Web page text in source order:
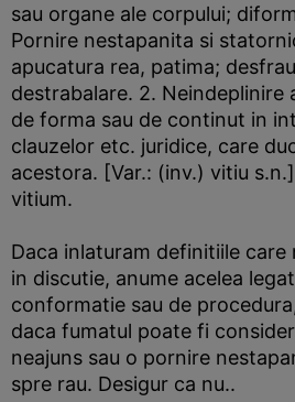
sau organe ale corpului;
Pornire nestapanita si
apucatura rea, patima;
destrabalare. 2. Neindeplinire
de forma sau de continut in
clauzelor etc. juridice, care
acestora. [Var.: (inv.) vitiu
vitium.
Daca inlaturam definitiile care
in discutie, anume acelea
conformatie sau de
daca fumatul poate fi
neajuns sau o pornire
spre rau. Desigur ca nu..